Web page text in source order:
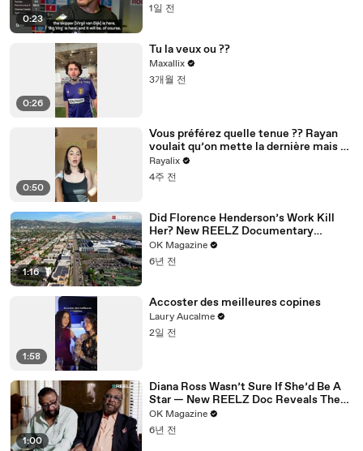
0:23
1일 전
0:26
Tu la veux ou ??
Maxallix
3개월 전
0:50
Vous préférez quelle tenue ?? Rayan
voulait qu’on mette la dernière mais on
a mis la 3ème 👀💙
Rayalix
4주 전
1:16
Did Florence Henderson’s Work Kill
Her? New REELZ Documentary
Reveals All
OK Magazine
6년 전
1:58
Accoster des meilleures copines
Laury Aucalme
2일 전
1:00
Diana Ross Wasn’t Sure If She’d Be A
Star — New REELZ Doc Reveals The
Reason Why
OK Magazine
6년 전